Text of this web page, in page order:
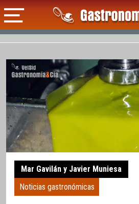
Mar Gavilán y Javier Muniesa
Noticias gastronómicas